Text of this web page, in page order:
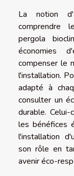
La notion
comprendre
pergola
économies
compenser le
l'installation.
adapté à
consulter un
durable.
les bénéfices
l'installation
son rôle en
avenir éco-